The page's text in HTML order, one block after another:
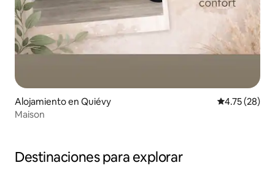
Alojamiento en Quiévy Calificación
4.75 (28)
Maison
Destinaciones para explorar